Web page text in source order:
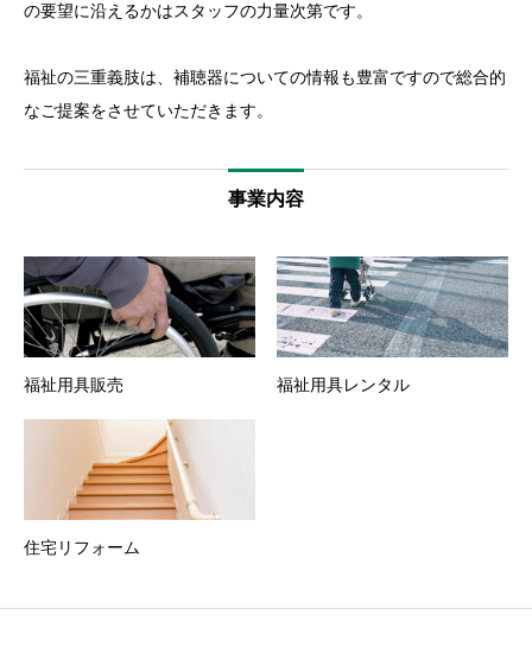
の要望に沿えるかはスタッフの力量次第です。
福祉の三重義肢は、補聴器についての情報も豊富ですので総合的
なご提案をさせていただきます。
事業内容
福祉用具販売 福祉用具レンタル
住宅リフォーム